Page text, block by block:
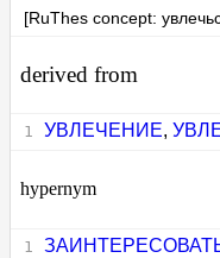
[RuThes concept:
derived from
УВЛЕЧЕНИЕ,
hypernym